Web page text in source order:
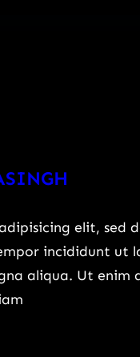
elit, sed
incididunt ut
aliqua. Ut enim